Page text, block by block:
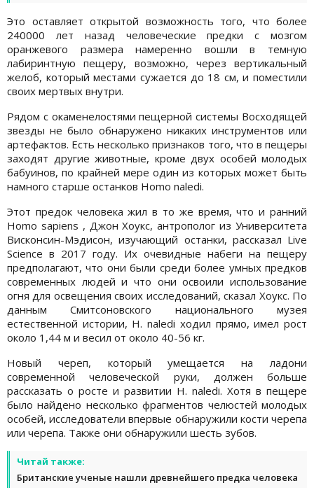
Это оставляет открытой возможность того, что более
240000 лет назад человеческие предки с мозгом
оранжевого размера намеренно вошли в темную
лабиринтную пещеру, возможно, через вертикальный
желоб, который местами сужается до 18 см, и поместили
своих мертвых внутри.
Рядом с окаменелостями пещерной системы Восходящей
звезды не было обнаружено никаких инструментов или
артефактов. Есть несколько признаков того, что в пещеры
заходят другие животные, кроме двух особей молодых
бабуинов, по крайней мере один из которых может быть
намного старше останков Homo naledi.
Этот предок человека жил в то же время, что и ранний
Homo sapiens , Джон Хоукс, антрополог из Университета
Висконсин-Мэдисон, изучающий останки, рассказал Live
Science в 2017 году. Их очевидные набеги на пещеру
предполагают, что они были среди более умных предков
современных людей и что они освоили использование
огня для освещения своих исследований, сказал Хоукс. По
данным Смитсоновского национального музея
естественной истории, H. naledi ходил прямо, имел рост
около 1,44 м и весил от около 40-56 кг.
Новый череп, который умещается на ладони
современной человеческой руки, должен больше
рассказать о росте и развитии H. naledi. Хотя в пещере
было найдено несколько фрагментов челюстей молодых
особей, исследователи впервые обнаружили кости черепа
или черепа. Также они обнаружили шесть зубов.
Читай также:
Британские ученые нашли древнейшего предка человека